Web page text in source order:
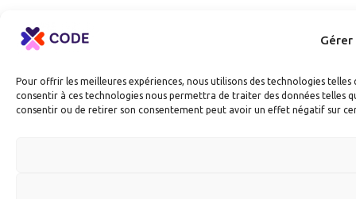
Pour offrir les meilleures expériences, nous utilisons des technologies
consentir à ces technologies nous permettra de traiter des données telles
consentir ou de retirer son consentement peut avoir un effet négatif sur